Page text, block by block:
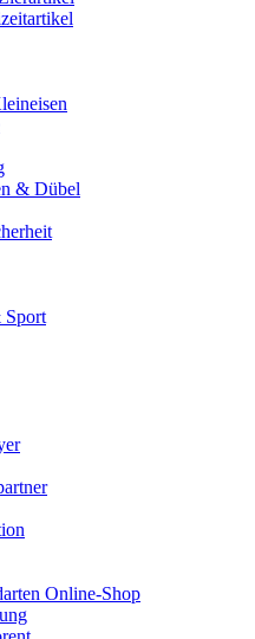
& Dübel
Sport
Online-Shop